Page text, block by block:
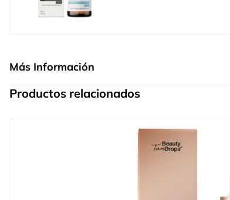
Más Información
Productos relacionados